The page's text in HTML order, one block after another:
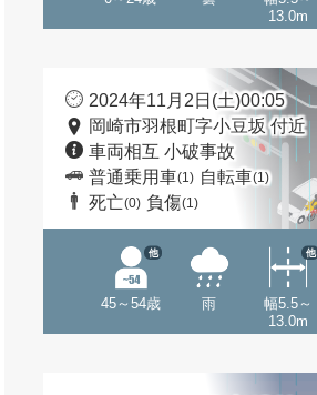
13.0m
2024年11月2日(土)00:05
岡崎市羽根町字小豆坂 付近
車両相互 小破事故
普通乗用車(1) 自転車(1)
死亡(0) 負傷(1)
45～54歳
他
雨
幅5.5～
13.0m
他